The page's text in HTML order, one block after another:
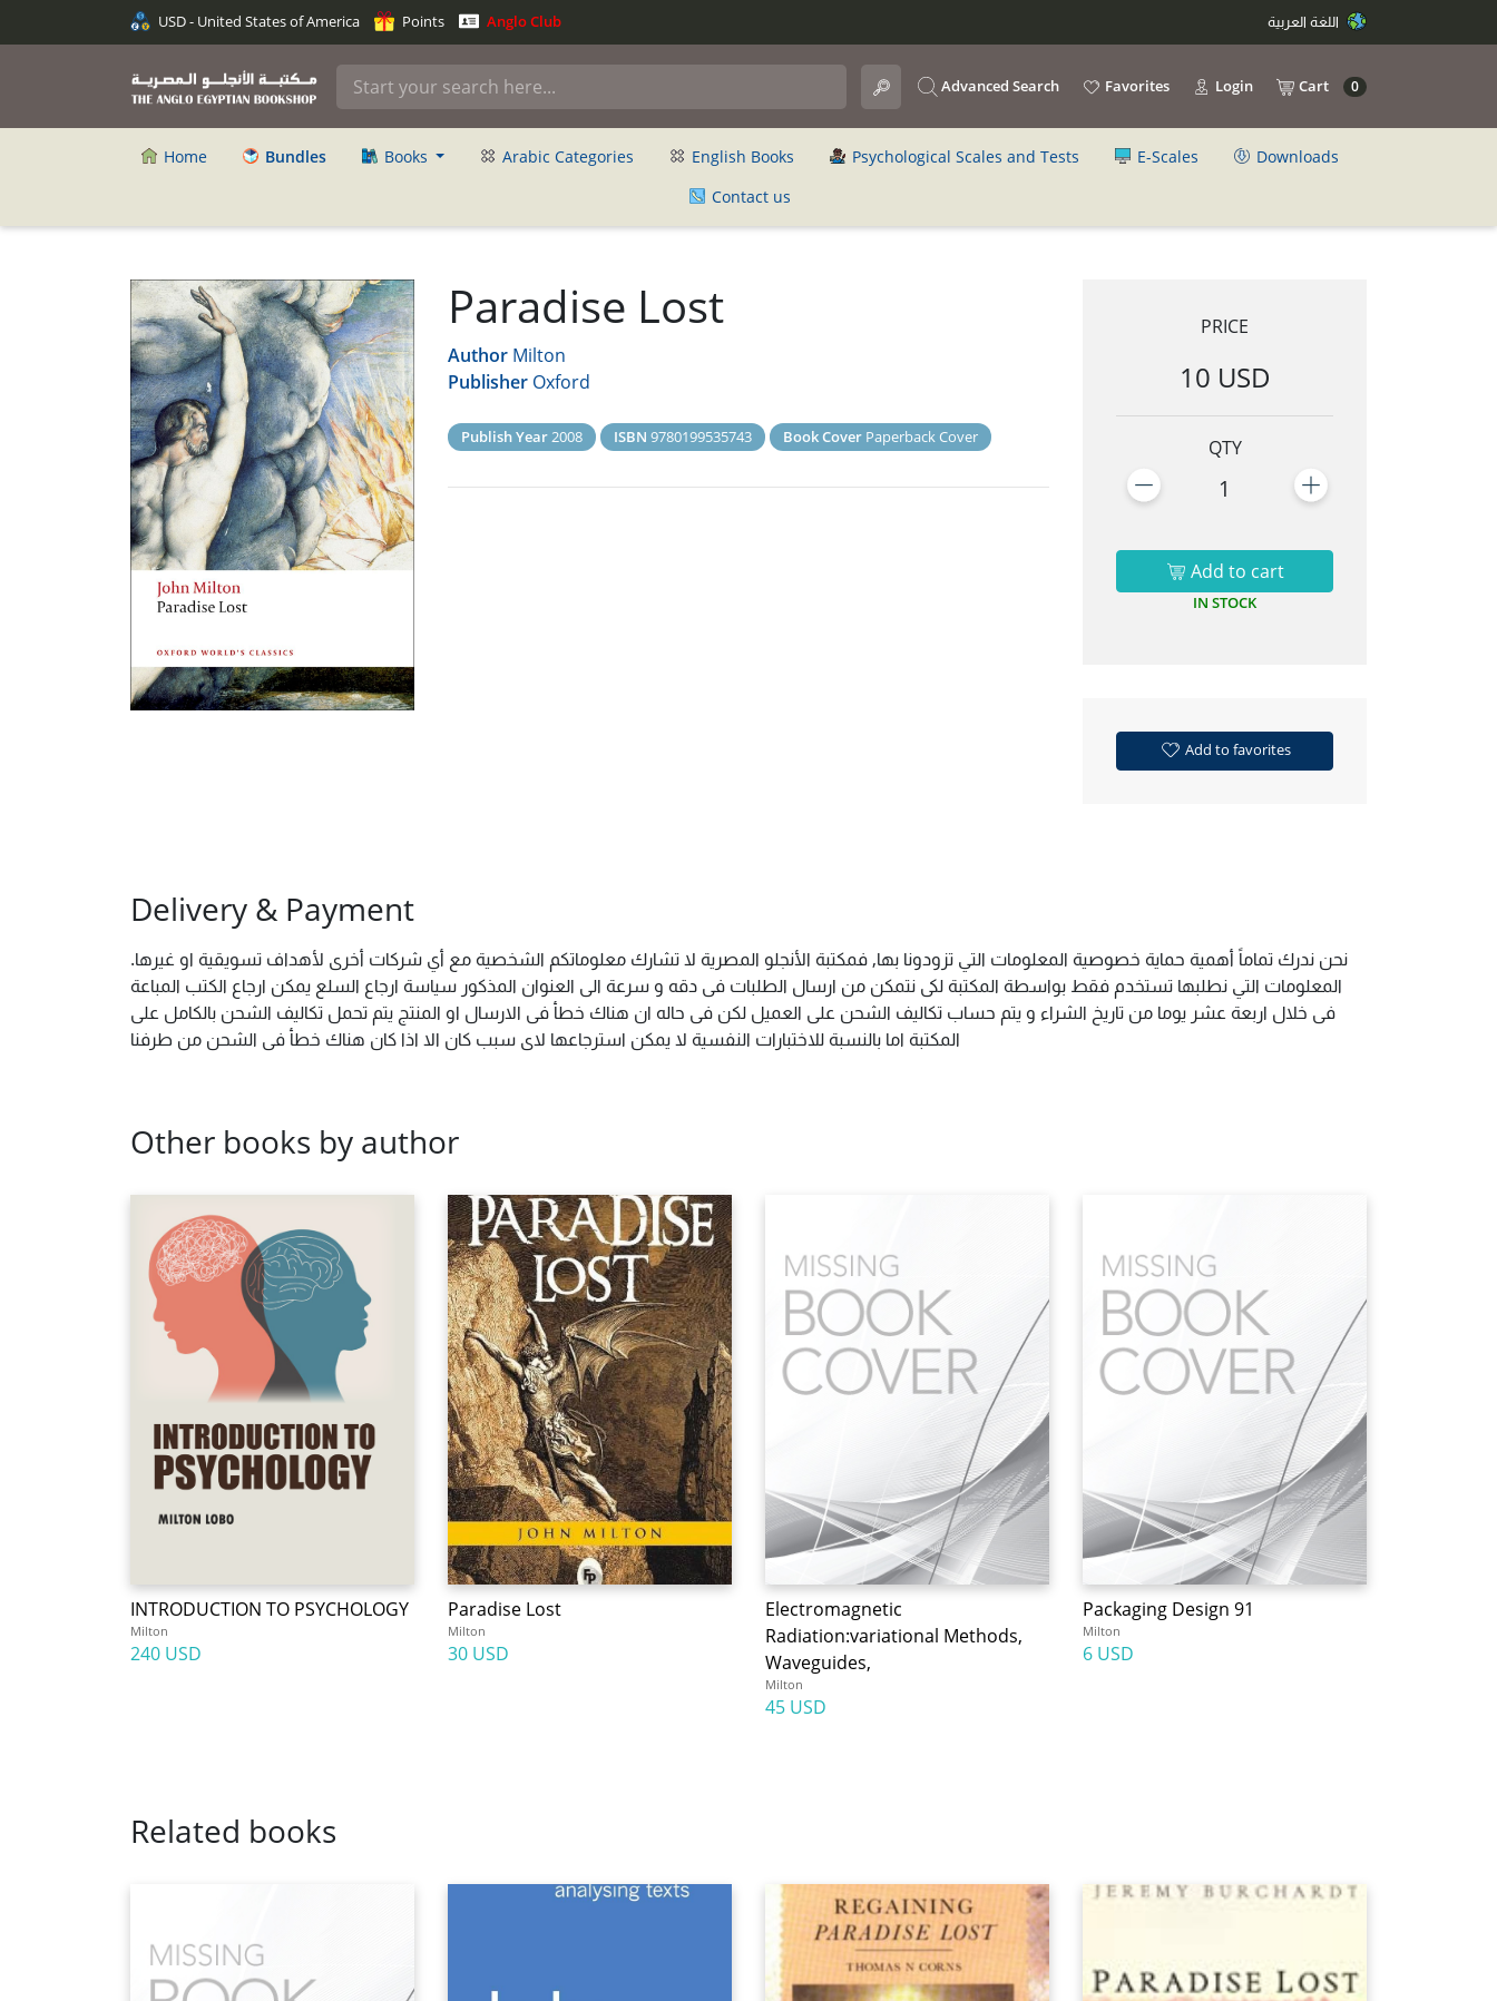
USD - United States of America Points Anglo Club
Advanced Search Favorites Login Cart 0
Home Bundles Books Arabic Categories English Books Psychological Scales and Tests E-Scales
Downloads
Contact us
Paradise Lost
Author Milton
Publisher Oxford
Publish Year2008 ISBN 9780199535743 Book Cover Paperback Cover
PRICE
10 USD
QTY
1
Add to cart
IN STOCK
Add to favorites
Delivery & Payment
نحن ندرك تماماً أهمية حماية خصوصية المعلومات التي تزودونا بها, فمكتبة الأنجلو المصرية لا تشارك معلوماتكم الشخصية مع أي شركات أخرى لأهداف تسويقية او غيرها.
المعلومات التي نطلبها تستخدم فقط بواسطة المكتبة لكى نتمكن من ارسال الطلبات فى دقه و سرعة الى العنوان المذكور سياسة ارجاع السلع يمكن ارجاع الكتب المباعة
فى خلال اربعة عشر يوما من تاريخ الشراء و يتم حساب تكاليف الشحن على العميل لكن فى حاله ان هناك خطأ فى الارسال او المنتج يتم تحمل تكاليف الشحن بالكامل على
المكتبة اما بالنسبة للاختبارات النفسية لا يمكن استرجاعها لاى سبب كان الا اذا كان هناك خطأ فى الشحن من طرفنا
Other books by author
INTRODUCTION TO PSYCHOLOGY
Milton
240 USD
Paradise Lost
Milton
30 USD
Electromagnetic
Radiation:variational Methods,
Waveguides,
Milton
45 USD
Packaging Design 91
Milton
6 USD
Related books